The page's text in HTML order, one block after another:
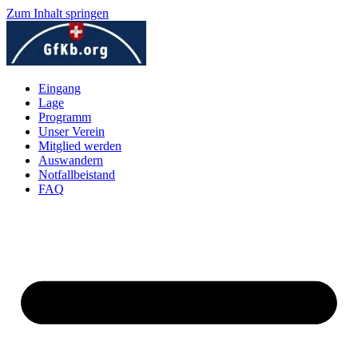
Zum Inhalt springen
Eingang
Lage
Programm
Unser Verein
Mitglied werden
Auswandern
Notfallbeistand
FAQ